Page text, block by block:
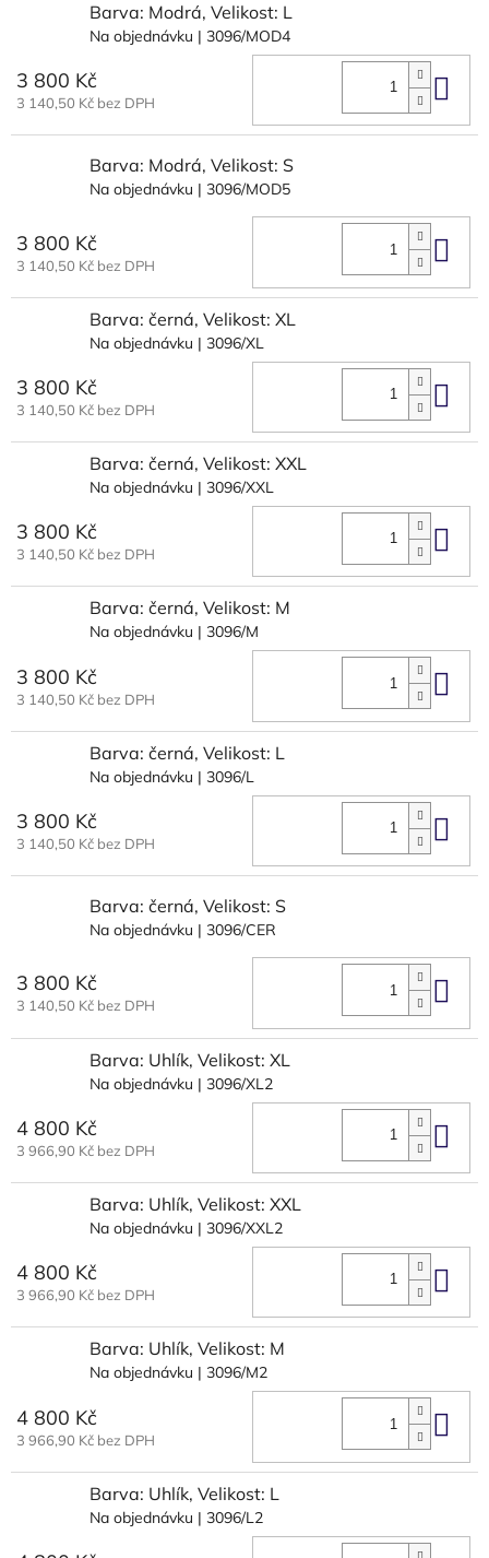
Barva: Modrá, Velikost: L
Na objednávku | 3096/MOD4
3 800 Kč
3 140,50 Kč bez DPH Do
Barva: Modrá, Velikost: S
Na objednávku | 3096/MOD5
3 800 Kč
3 140,50 Kč bez DPH Do
Barva: černá, Velikost: XL
Na objednávku | 3096/XL
3 800 Kč
3 140,50 Kč bez DPH Do
Barva: černá, Velikost: XXL
Na objednávku | 3096/XXL
3 800 Kč
3 140,50 Kč bez DPH Do
Barva: černá, Velikost: M
Na objednávku | 3096/M
3 800 Kč
3 140,50 Kč bez DPH Do
Barva: černá, Velikost: L
Na objednávku | 3096/L
3 800 Kč
3 140,50 Kč bez DPH Do
Barva: černá, Velikost: S
Na objednávku | 3096/CER
3 800 Kč
3 140,50 Kč bez DPH Do
Barva: Uhlík, Velikost: XL
Na objednávku | 3096/XL2
4 800 Kč
3 966,90 Kč bez DPH Do
Barva: Uhlík, Velikost: XXL
Na objednávku | 3096/XXL2
4 800 Kč
3 966,90 Kč bez DPH Do
Barva: Uhlík, Velikost: M
Na objednávku | 3096/M2
4 800 Kč
3 966,90 Kč bez DPH Do
Barva: Uhlík, Velikost: L
Na objednávku | 3096/L2